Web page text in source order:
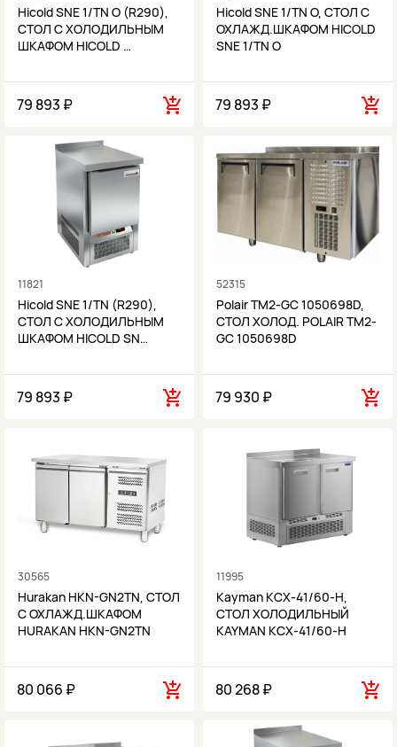
Hicold SNE 1/TN O (R290),
СТОЛ С ХОЛОДИЛЬНЫМ
ШКАФОМ HICOLD …
79 893 ₽
Hicold SNE 1/TN О, СТОЛ С
ОХЛАЖД.ШКАФОМ HICOLD
SNE 1/TN О
79 893 ₽
11821
Hicold SNE 1/TN (R290),
СТОЛ С ХОЛОДИЛЬНЫМ
ШКАФОМ HICOLD SN…
79 893 ₽
52315
Polair TM2-GС 1050698D,
СТОЛ ХОЛОД. POLAIR TM2-
GС 1050698D
79 930 ₽
30565
Hurakan HKN-GN2TN, СТОЛ
С ОХЛАЖД.ШКАФОМ
HURAKAN HKN-GN2TN
80 066 ₽
11995
Kayman КСХ-41/60-Н,
СТОЛ ХОЛОДИЛЬНЫЙ
KAYMAN КСХ-41/60-Н
80 268 ₽